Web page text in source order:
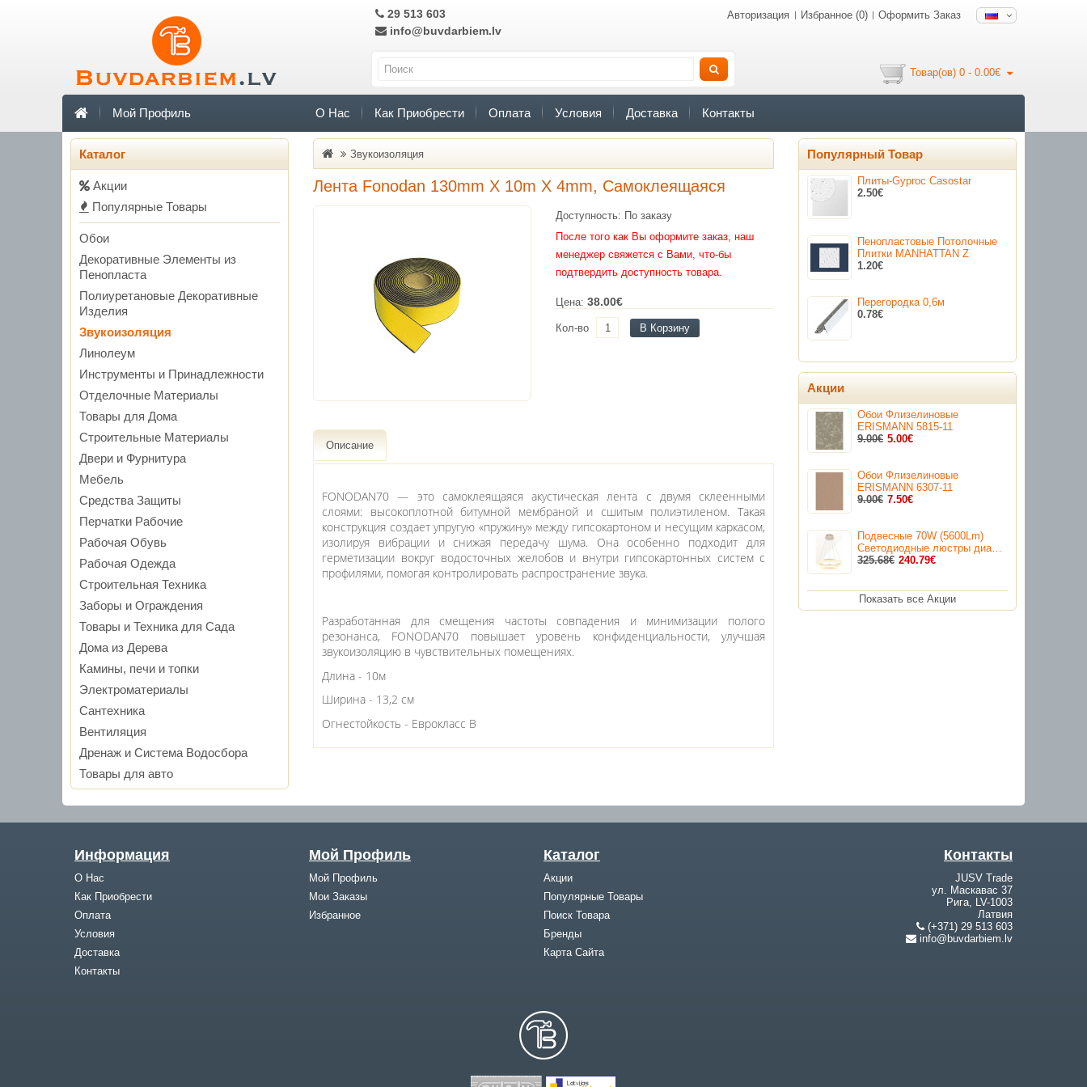
29 513 603
info@buvdarbiem.lv
Авторизация Избранное (0) Оформить Заказ
Товар(ов) 0 - 0.00€
Мой Профиль О Нас Как Приобрести Оплата Условия Доставка Контакты
Каталог
Акции
Популярные Товары
Обои
Декоративные Элементы из
Пенопласта
Полиуретановые Декоративные
Изделия
Звукоизоляция
Линолеум
Инструменты и Принадлежности
Отделочные Материалы
Товары для Дома
Строительные Материалы
Двери и Фурнитура
Мебель
Средства Защиты
Перчатки Рабочие
Рабочая Обувь
Рабочая Одежда
Строительная Техника
Заборы и Ограждения
Товары и Техника для Cада
Дома из Дерева
Камины, печи и топки
Электроматериалы
Сантехника
Вентиляция
Дренаж и Система Водосбора
Товары для авто
Звукоизоляция
Лента Fonodan 130mm X 10m X 4mm, Самоклеящаяся
Доступность: По заказу
После того как Вы оформите заказ, наш
менеджер свяжется с Вами, что-бы
подтвердить доступность товара.
Цена: 38.00€
Кол-во В Корзину
Описание
FONODAN70 — это самоклеящаяся акустическая лента с двумя склеенными
слоями: высокоплотной битумной мембраной и сшитым полиэтиленом. Такая
конструкция создает упругую «пружину» между гипсокартоном и несущим каркасом,
изолируя вибрации и снижая передачу шума. Она особенно подходит для
герметизации вокруг водосточных желобов и внутри гипсокартонных систем с
профилями, помогая контролировать распространение звука.
Разработанная для смещения частоты совпадения и минимизации полого
резонанса, FONODAN70 повышает уровень конфиденциальности, улучшая
звукоизоляцию в чувствительных помещениях.
Длина - 10м
Ширина - 13,2 см
Огнестойкость - Еврокласс B
Популярный Товар
Плиты-Gyproc Casostar
2.50€
Пенопластовые Потолочные
Плитки MANHATTAN Z
1.20€
Перегородка 0,6м
0.78€
Акции
Обои Флизелиновые
ERISMANN 5815-11
9.00€ 5.00€
Обои Флизелиновые
ERISMANN 6307-11
9.00€ 7.50€
Подвесные 70W (5600Lm)
Светодиодные люстры диа…
325.68€ 240.79€
Показать все Акции
Информация
О Нас
Как Приобрести
Оплата
Условия
Доставка
Контакты
Мой Профиль
Мой Профиль
Мои Заказы
Избранное
Каталог
Акции
Популярные Товары
Поиск Товара
Бренды
Карта Cайта
Контакты
JUSV Trade
ул. Маскавас 37
Рига, LV-1003
Латвия
(+371) 29 513 603
info@buvdarbiem.lv